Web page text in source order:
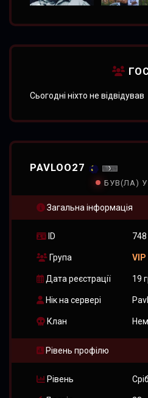
MICNUY ГУРИК
zxc_k1sa bubenx
Сьогодні ніхто не відвідував
PAVLOO27
БУВ(ЛА)
Загальна інформація
ID 748
Група VIP
Дата реєстрації 19
Нік на сервері
Клан
Рівень профілю
Рівень